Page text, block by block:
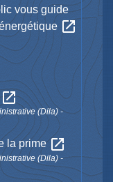
vous guide
open_in_new
open_in_new
(Dila) -
la primeopen_in_new
(Dila) -